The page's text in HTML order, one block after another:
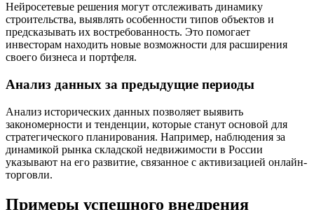
Нейросетевые решения могут отслеживать динамику
строительства, выявлять особенности типов объектов и
предсказывать их востребованность. Это помогает
инвесторам находить новые возможности для расширения
своего бизнеса и портфеля.
Анализ данных за предыдущие периоды
Анализ исторических данных позволяет выявить
закономерности и тенденции, которые станут основой для
стратегического планирования. Например, наблюдения за
динамикой рынка складской недвижимости в России
указывают на его развитие, связанное с активизацией онлайн-
торговли.
Примеры успешного внедрения